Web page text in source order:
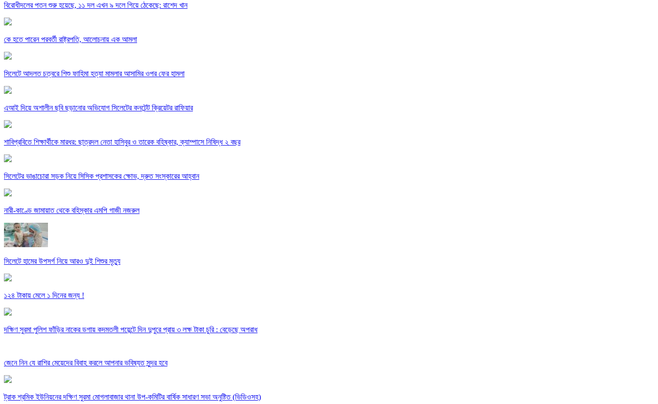
বিরোধীদলের পতন শুরু হয়েছে, ১১ দল এখন ৯ দলে গিয়ে ঠেকেছে: রাশেদ খান
কে হতে পারেন পরবর্তী রাষ্ট্রপতি, আলোচনায় এক আমলা
সিলেটে আদলত চত্বরে শিশু ফাহিমা হত্যা মামলার আসামির ওপর ফের হামলা
এআই দিয়ে অশালীন ছবি ছড়ানোর অভিযোগ সিলেটের কনটেন্ট ক্রিয়েটর রাফিয়ার
শাবিপ্রবিতে শিক্ষার্থীকে মারধর: ছাত্রদল নেতা হাসিবুর ও তারেক বহিষ্কার, ক্যাম্পাসে নিষিদ্ধ ২ বছর
সিলেটের ভাঙাচোরা সড়ক নিয়ে সিসিক প্রশাসকের ক্ষোভ, দ্রুত সংস্কারের আহ্বান
নারী-কাণ্ডে জামায়াত থেকে বহিস্কার এমপি গাজী নজরুল
সিলেটে হামের উপসর্গ নিয়ে আরও দুই শিশুর মৃত্যু
১২৪ টাকায় মেলে ১ দিনের জন্য !
দক্ষিণ সুরমা পুলিশ ফাঁড়ির নাকের ডগায় কদমতলী পয়েন্টে দিন দুপুরে প্রায় ৩ লক্ষ টাকা চুরি : বেড়েছে অপরাধ
জেনে নিন যে রাশির মেয়েদের বিবাহ করলে আপনার ভবিষ্যত সুন্দর হবে
ট্রাক শ্রমিক ইউনিয়নের দক্ষিণ সুরমা মোগলাবাজার থানা উপ-কমিটির বার্ষিক সাধারণ সভা অনুষ্টিত (ভিডিওসহ)